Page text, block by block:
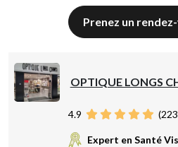
Prenez un
OPTIQUE LONGS
4.9 (223
Expert en Santé